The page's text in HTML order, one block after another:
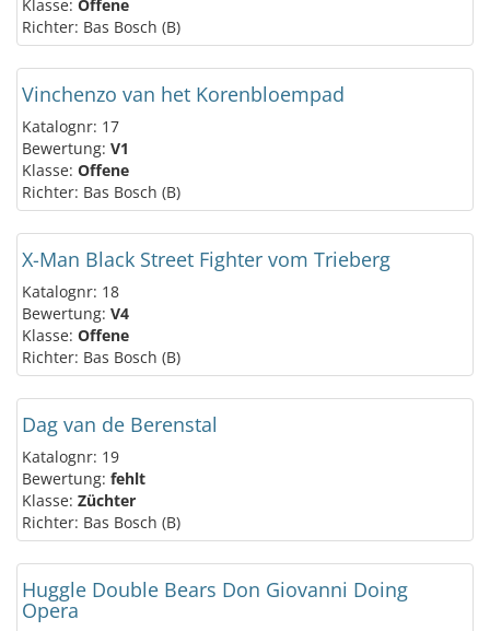
Klasse: Offene
Richter: Bas Bosch (B)
Vinchenzo van het Korenbloempad
Katalognr: 17
Bewertung: V1
Klasse: Offene
Richter: Bas Bosch (B)
X-Man Black Street Fighter vom Trieberg
Katalognr: 18
Bewertung: V4
Klasse: Offene
Richter: Bas Bosch (B)
Dag van de Berenstal
Katalognr: 19
Bewertung: fehlt
Klasse: Züchter
Richter: Bas Bosch (B)
Huggle Double Bears Don Giovanni Doing
Opera